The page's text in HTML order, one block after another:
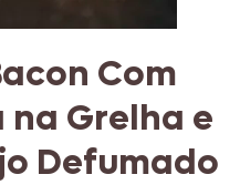
Com
na Grelha e
Defumado